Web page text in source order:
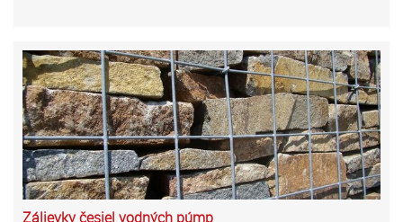
Zálievky česiel vodných púmp